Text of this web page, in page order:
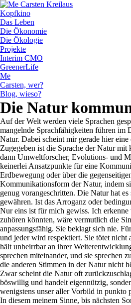
Kopfkino
Das Leben
Die Ökonomie
Die Ökologie
Projekte
Interim CMO
GreenerLife
Me
Carsten, wer?
Blog, wieso?
Die Natur
Auf der Welt werden viele Sprachen
mangelnde Sprachfähigkeiten führen
Natur. Dabei scheint mir gerade hier
Zugegeben ist die Sprache der Natur
dann Umweltforscher, Evolutions- und
keinerlei Ansatzpunkte für eine
Erdbewegung oder über die
Kommunikationsform der Natur, indem
genug vorangeschritten. Die Natur hat
gewähren. Ist das Arroganz oder
Nur eins ist für mich gewiss. Ich
zuhören könnten, wäre vermutlich die
anpassungsfähig. Sie beklagt sich nie.
und jeder wird respektiert. Sie tötet nicht
hält unbeirrbar an ihrer
sprechen miteinander, und sie sprechen
die anderen Stimmen in der Natur nicht
Zwar scheint die Natur oft
böswillig und handelt eigennützig,
wenigstens unser aller Vorbild in punkto
In diesem meinem Sinne, bis nächsten